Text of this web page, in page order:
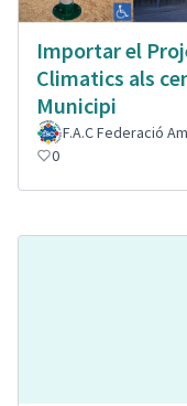
Importar el
Climatics als
Municipi
F.A.C Federació
0